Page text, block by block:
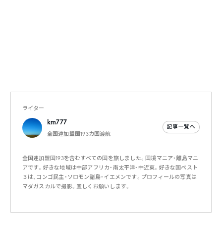
ライター
km777
全国連加盟国193カ国渡航
記事一覧へ
全国連加盟国193を含むすべての国を旅しました。国境マニア・離島マニ
アです。好きな地域は中部アフリカ・南太平洋・中近東。好きな国ベスト
３は、コンゴ民主・ソロモン諸島・イエメンです。プロフィールの写真は
マダガスカルで撮影。宜しくお願いします。